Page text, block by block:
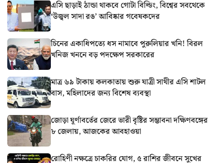
এসি ছাড়াই ঠান্ডা থাকবে গোটা বিল্ডিং, বিশ্বের সবথেকে
‘উজ্বল সাদা রঙ’ আবিষ্কার গবেষকদের
চিনের একাধিপত্যে ধস নামাবে পুরুলিয়ার খনি! বিরল
খনিজ খননে বড় পদক্ষেপ সরকারের
মাত্র ৬৯ টাকায় কলকাতায় শুরু যাত্রী সাথীর এসি শাটল
বাস, মহিলাদের জন্য বিশেষ ব্যবস্থা
জোড়া ঘূর্ণাবর্তের জেরে ভারী বৃষ্টির সম্ভাবনা দক্ষিণবঙ্গের
৮ জেলায়, আজকের আবহাওয়া
রোহিণী নক্ষত্রে চাকরির যোগ, ৫ রাশির জীবনে সুখের